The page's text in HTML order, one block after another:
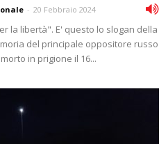
- 20 Febbraio 2024
la libertà". E' questo lo slogan della
del principale oppositore russo
in prigione il 16...